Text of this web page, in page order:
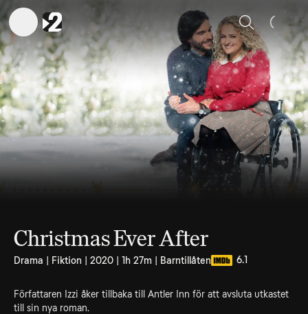
Sök
Christmas Ever After
Drama | Fiktion | 2020 | 1h 27m | Barntillåten 6.1
Författaren Izzi åker tillbaka till Antler Inn för att avsluta utkastet
till sin nya roman.